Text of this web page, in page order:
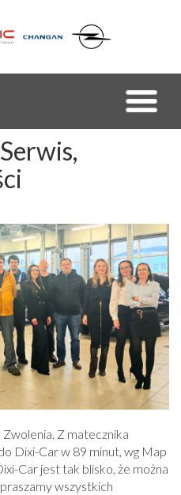
Z matecznika
Dixi-Car w 89 minut, wg Map
Car jest tak blisko, że można
wszystkich